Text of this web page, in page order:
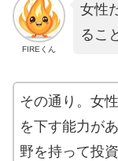
FIREくん
女性
るこ
その通り。女
を下す能力が
野を持って投